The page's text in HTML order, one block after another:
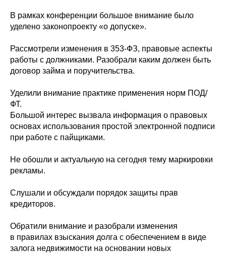
В рамках конференции большое внимание было
уделено законопроекту «о допуске».
Рассмотрели изменения в 353-ФЗ, правовые аспекты
работы с должниками. Разобрали каким должен быть
договор займа и поручительства.
Уделили внимание практике применения норм ПОД/
ФТ.
Большой интерес вызвала информация о правовых
основах использования простой электронной подписи
при работе с пайщиками.
Не обошли и актуальную на сегодня тему маркировки
рекламы.
Слушали и обсуждали порядок защиты прав
кредиторов.
Обратили внимание и разобрали изменения
в правилах взыскания долга с обеспечением в виде
залога недвижимости на основании новых